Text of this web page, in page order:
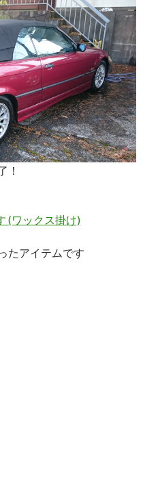
！
(ワックス掛け)
たアイテムです